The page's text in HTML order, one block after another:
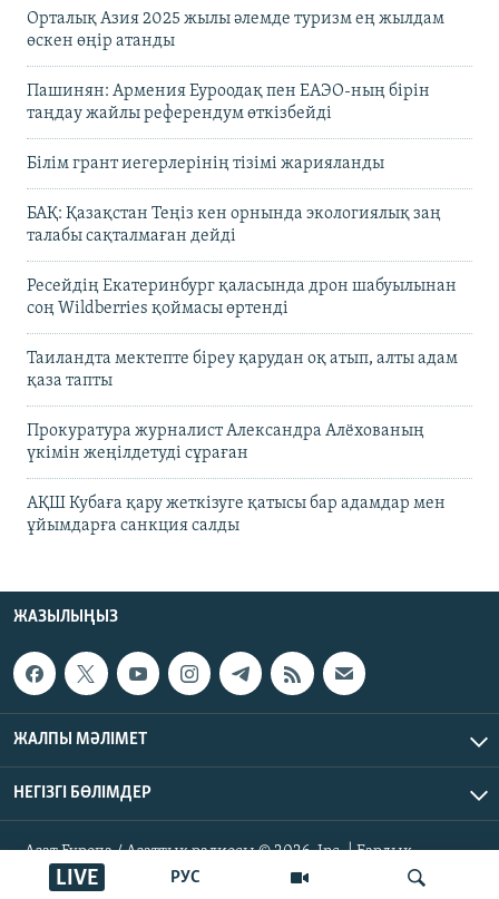
РУС
LIVE
Орталық Азия 2025 жылы әлемде туризм ең жылдам
өскен өңір атанды
Пашинян: Армения Еуроодақ пен ЕАЭО-ның бірін
таңдау жайлы референдум өткізбейді
Білім грант иегерлерінің тізімі жарияланды
БАҚ: Қазақстан Теңіз кен орнында экологиялық заң
талабы сақталмаған дейді
Ресейдің Екатеринбург қаласында дрон шабуылынан
соң Wildberries қоймасы өртенді
Таиландта мектепте біреу қарудан оқ атып, алты адам
қаза тапты
Прокуратура журналист Александра Алёхованың
үкімін жеңілдетуді сұраған
АҚШ Кубаға қару жеткізуге қатысы бар адамдар мен
ұйымдарға санкция салды
ЖАЗЫЛЫҢЫЗ
ЖАЛПЫ МӘЛІМЕТ
НЕГІЗГІ БӨЛІМДЕР
Азат Еуропа / Азаттық радиосы © 2026, Inc. | Барлық
құқықтары қорғалған